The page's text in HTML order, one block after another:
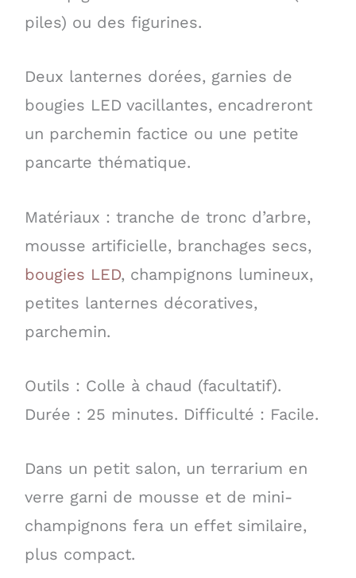
piles) ou des figurines.
Deux lanternes dorées, garnies de
bougies LED vacillantes, encadreront
un parchemin factice ou une petite
pancarte thématique.
Matériaux : tranche de tronc d’arbre,
mousse artificielle, branchages secs,
bougies LED, champignons lumineux,
petites lanternes décoratives,
parchemin.
Outils : Colle à chaud (facultatif).
Durée : 25 minutes. Difficulté : Facile.
Dans un petit salon, un terrarium en
verre garni de mousse et de mini-
champignons fera un effet similaire,
plus compact.